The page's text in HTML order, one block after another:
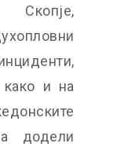
Скопје,
како и на
додели